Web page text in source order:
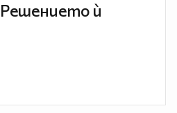
Решението ѝ